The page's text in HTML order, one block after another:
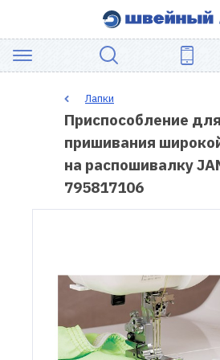
ШВЕЙНОЕ
ОБОРУДОВАНИЕ
ЗАПЧАСТИ
ШВЕЙНЫЕ
Лапки
Приспособление для
пришивания
на распошивалку
795817106